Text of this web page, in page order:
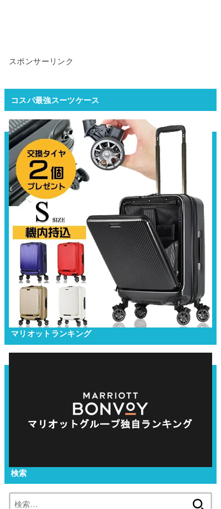
スポンサーリンク
コスパ最強スーツケース
マリオットランキング
検索